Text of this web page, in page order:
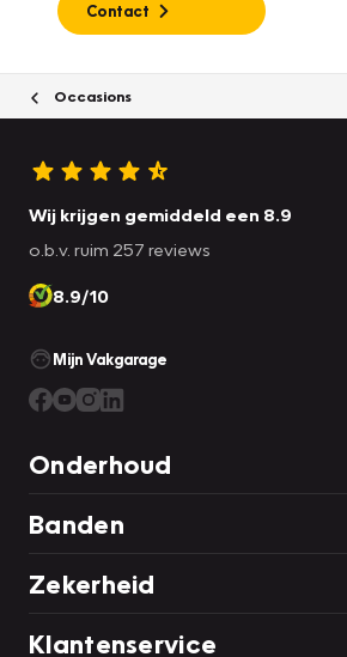
Contact
Occasions
Wij krijgen gemiddeld een 8.9
o.b.v. ruim 257 reviews
8.9/10
Mijn Vakgarage
Onderhoud
Banden
Zekerheid
Klantenservice